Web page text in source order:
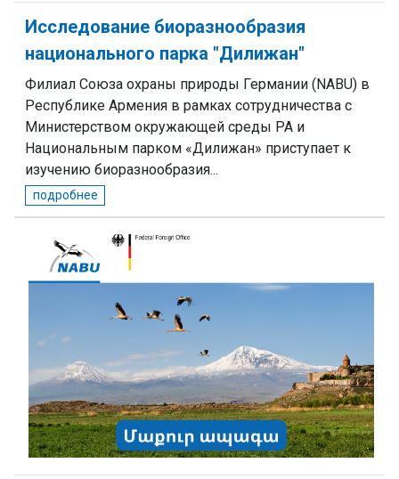
Исследование биоразнообразия
национального парка "Дилижан"
Филиал Союза охраны природы Германии (NABU) в
Республике Армения в рамках сотрудничества с
Министерством окружающей среды РА и
Национальным парком «Дилижан» приступает к
изучению биоразнообразия...
подробнее